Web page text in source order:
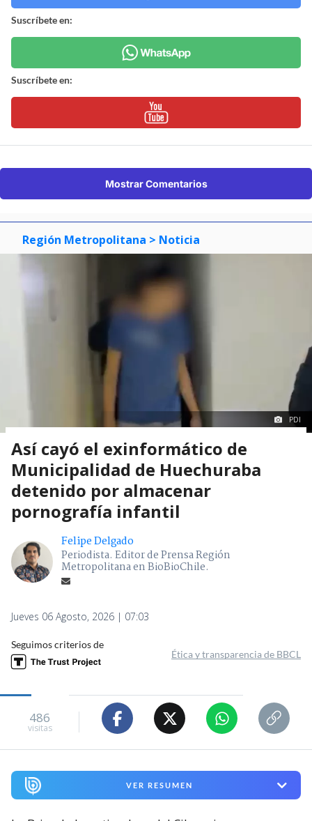
Suscríbete en:
Suscríbete en:
Mostrar Comentarios
Región Metropolitana > Noticia
PDI
Así cayó el exinformático de
Municipalidad de Huechuraba
detenido por almacenar
pornografía infantil
Felipe Delgado
Periodista. Editor de Prensa Región
Metropolitana en BioBioChile.
Jueves 06 Agosto, 2026 | 07:03
Seguimos criterios de
Ética y transparencia de BBCL
486
visitas
VER RESUMEN